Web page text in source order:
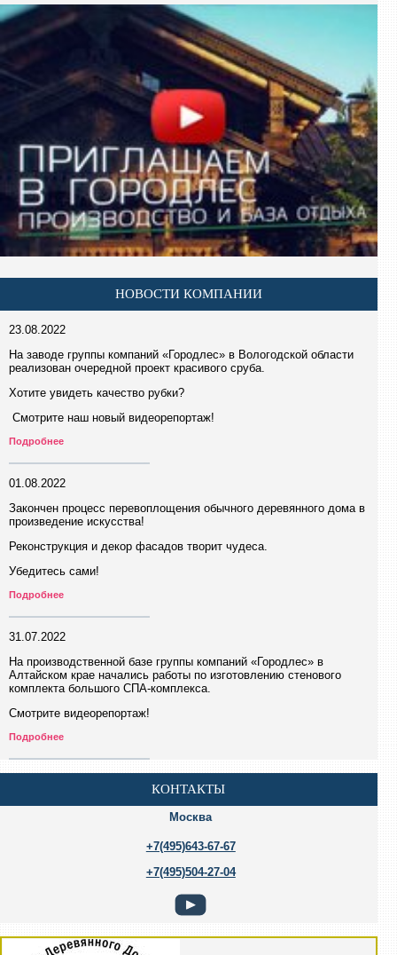
НОВОСТИ КОМПАНИИ
23.08.2022
На заводе группы компаний «Городлес» в Вологодской области
реализован очередной проект красивого сруба.
Хотите увидеть качество рубки?
Смотрите наш новый видеорепортаж!
Подробнее
01.08.2022
Закончен процесс перевоплощения обычного деревянного дома в
произведение искусства!
Реконструкция и декор фасадов творит чудеса.
Убедитесь сами!
Подробнее
31.07.2022
На производственной базе группы компаний «Городлес» в
Алтайском крае начались работы по изготовлению стенового
комплекта большого СПА-комплекса.
Смотрите видеорепортаж!
Подробнее
КОНТАКТЫ
Москва
+7(495)643-67-67
+7(495)504-27-04